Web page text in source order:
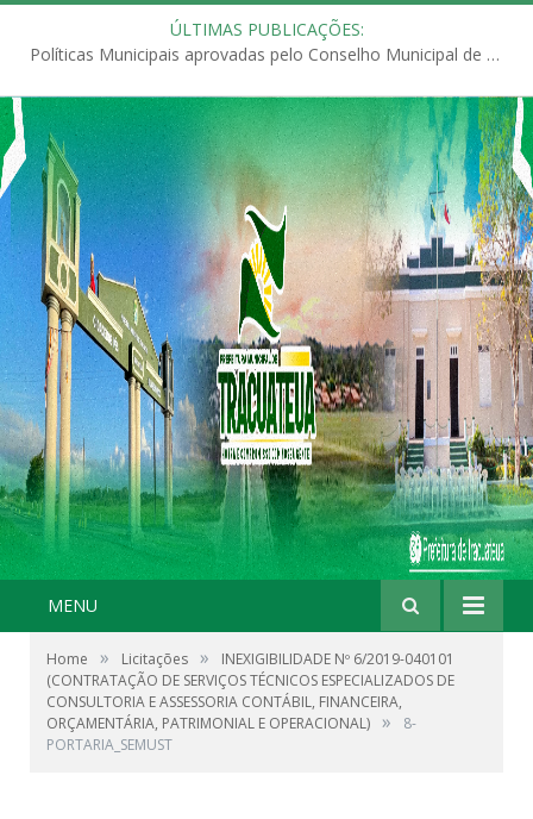
ÚLTIMAS PUBLICAÇÕES:
Políticas Municipais aprovadas pelo Conselho Municipal de Educação (CME)
MENU
Home » Licitações »
INEXIGIBILIDADE Nº 6/2019-040101
(CONTRATAÇÃO DE SERVIÇOS TÉCNICOS ESPECIALIZADOS DE
CONSULTORIA E ASSESSORIA CONTÁBIL, FINANCEIRA,
ORÇAMENTÁRIA, PATRIMONIAL E OPERACIONAL) »
8-
PORTARIA_SEMUST